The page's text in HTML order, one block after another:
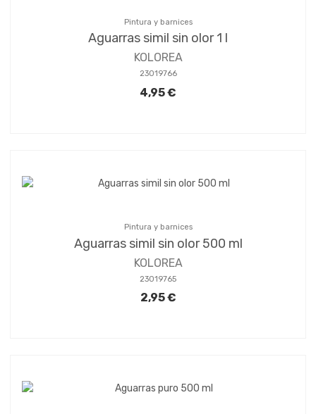
Pintura y barnices
Aguarras simil sin olor 1 l
KOLOREA
23019766
4,95 €
Pintura y barnices
Aguarras simil sin olor 500 ml
KOLOREA
23019765
2,95 €